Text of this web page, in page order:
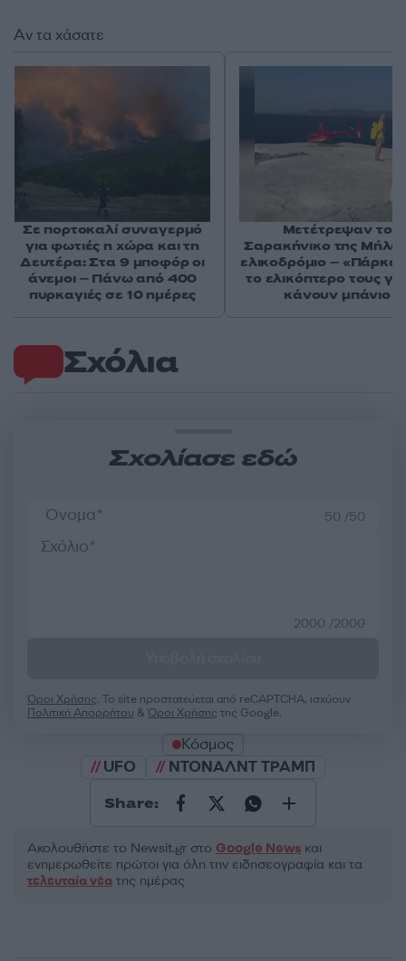
Σχόλια
Σχολίασε εδώ
50 /50
2000 /2000
Όροι Χρήσης. Το site προστατεύεται από reCAPTCHA, ισχύουν
Πολιτική Απορρήτου &Όροι Χρήσης της Google.
Κόσμος
UFO
ΝΤΟΝΑΛΝΤ ΤΡΑΜΠ
Share:
Ακολουθήστε το Νewsit.gr στο Google News και
ενημερωθείτε πρώτοι για όλη την ειδησεογραφία και τα
τελευταία νέα της ημέρας
Αν τα χάσατε
Σε πορτοκαλί συναγερμό
για φωτιές η χώρα και τη
Δευτέρα: Στα 9 μποφόρ οι
άνεμοι – Πάνω από 400
πυρκαγιές σε 10 ημέρες
Μετέτρεψαν το
Σαρακήνικο της
ελικοδρόμιο –
το ελικόπτερο τους
κάνουν μπάνιο